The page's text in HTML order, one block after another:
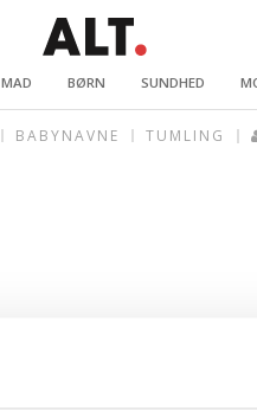
MAD BØRN SUNDHED
BABYNAVNE TUMLING